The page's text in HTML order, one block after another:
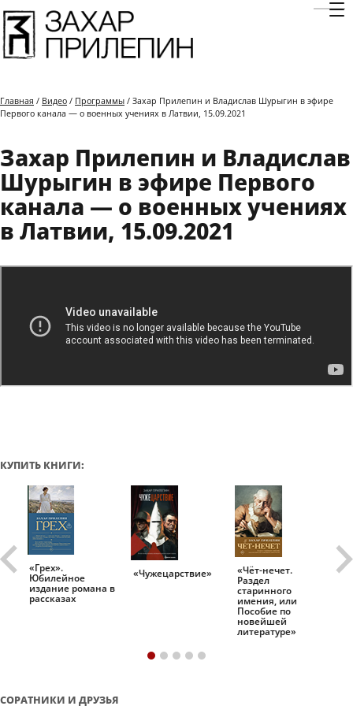
Главная / Видео / Программы / Захар Прилепин и Владислав Шурыгин в эфире
Первого канала — о военных учениях в Латвии, 15.09.2021
Захар Прилепин и Владислав
Шурыгин в эфире Первого
канала — о военных учениях
в Латвии, 15.09.2021
КУПИТЬ КНИГИ:
«Грех».
Юбилейное
издание романа в
рассказах
«Чужецарствие» «Чёт-нечет.
Раздел
старинного
имения, или
Пособие по
новейшей
литературе»
СОРАТНИКИ И ДРУЗЬЯ